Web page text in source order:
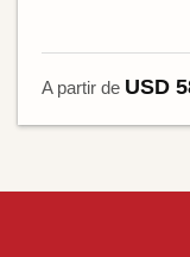
A partir de USD